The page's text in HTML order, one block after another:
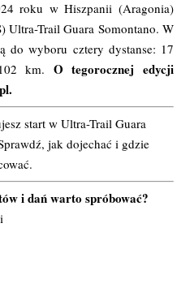
roku w Hiszpanii (Aragonia)
Ultra-Trail Guara Somontano. W
do wyboru cztery dystanse: 17
km. O tegorocznej edycji
start w Ultra-Trail Guara
jak dojechać i gdzie
i dań warto spróbować?